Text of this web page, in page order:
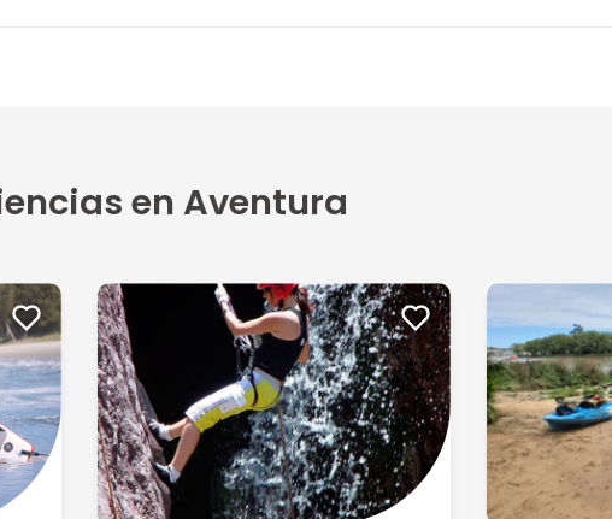
en Aventura